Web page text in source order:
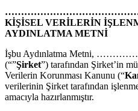
KİŞİSEL VERİLERİN
AYDINLATMA METNİ
İşbu Aydınlatma Metni,
(“”Şirket”) tarafından Şirket’in
Verilerin Korunması Kanunu (“
verilerinin Şirket tarafından
amacıyla hazırlanmıştır.